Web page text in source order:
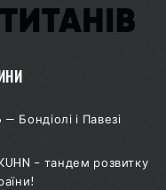
Бондіолі і Павезі
– тандем розвитку